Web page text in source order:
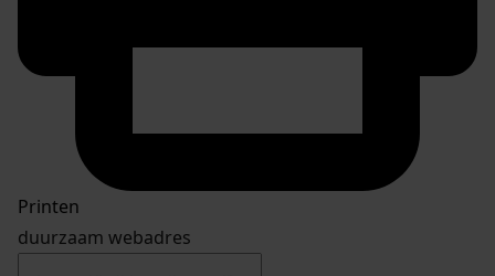
Printen
duurzaam webadres